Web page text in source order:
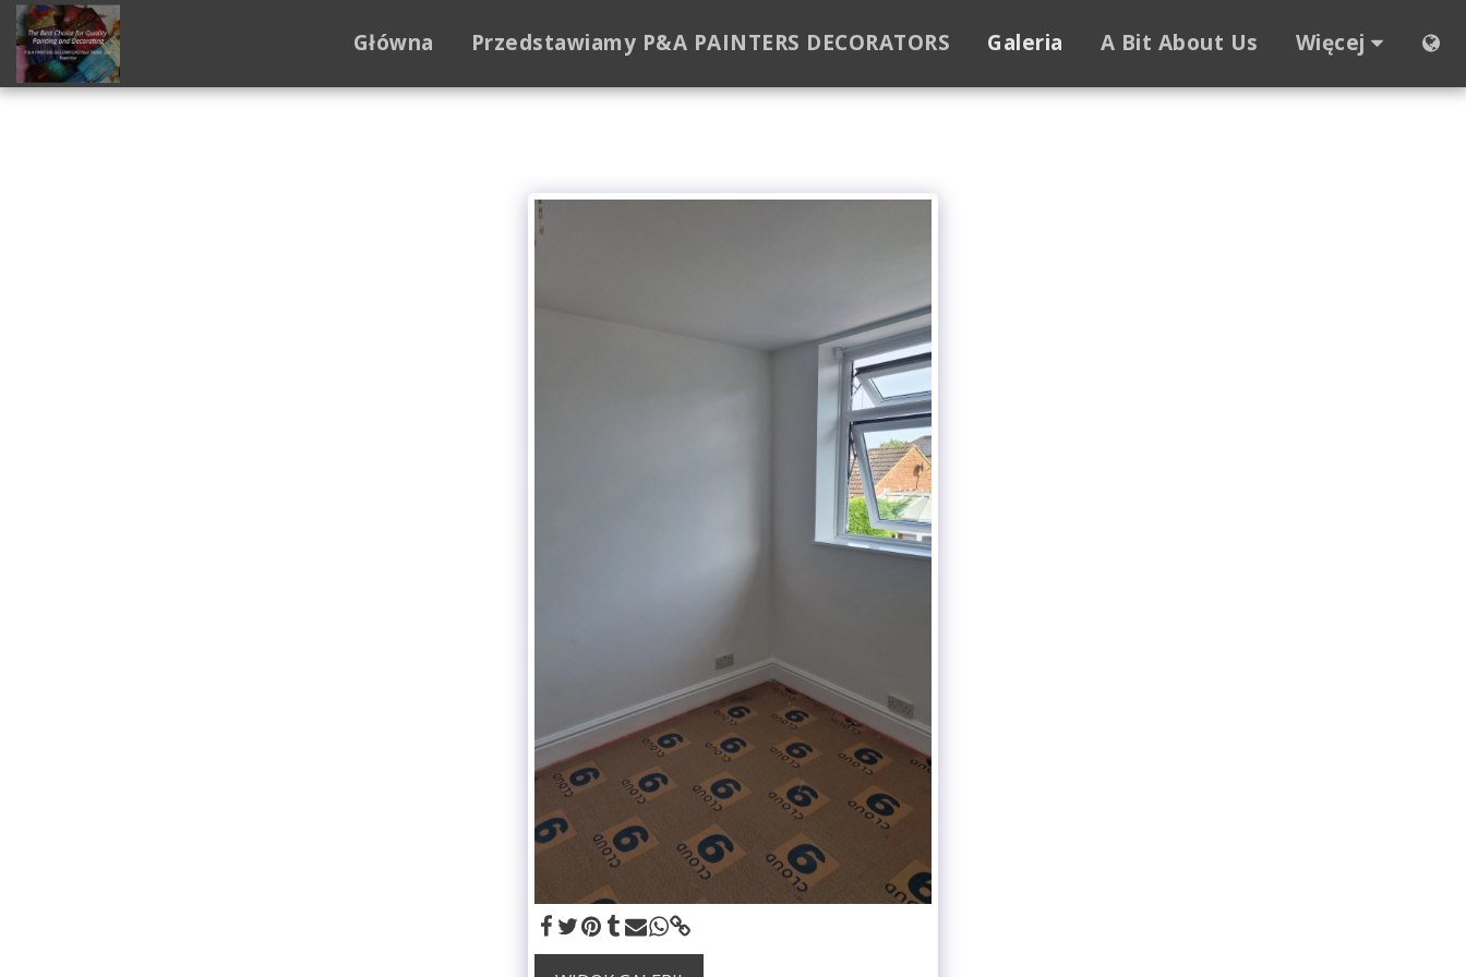
Główna Przedstawiamy P&A PAINTERS DECORATORS Galeria A Bit About Us Więcej